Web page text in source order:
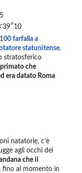
00 farfalla a
statunitense.
stratosferico
che
era datato Roma
natatorie, c’è
agli occhi dei
che il
fino al momento in